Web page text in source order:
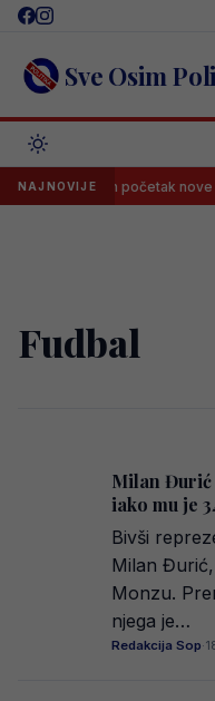
Skip
content Sve Osim
NAJNOVIJE
Dramatičan početak nove
Fudbal
Milan Đurić
iako mu je
Bivši
Milan
Monzu.
njega je…
Redakcija Sop·